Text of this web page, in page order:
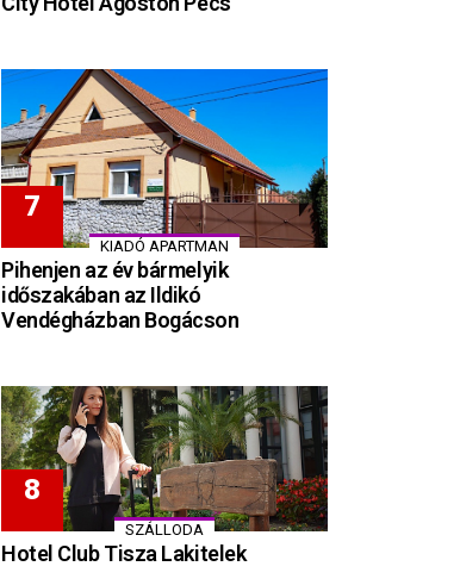
KIADÓ APARTMAN
Pihenjen az év bármelyik
időszakában az Ildikó
Vendégházban Bogácson
SZÁLLODA
Hotel Club Tisza Lakitelek